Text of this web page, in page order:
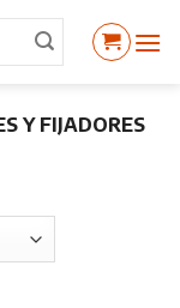
Y FIJADORES